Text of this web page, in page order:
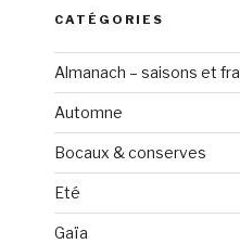
CATÉGORIES
Almanach – saisons et
Automne
Bocaux & conserves
Eté
Gaïa